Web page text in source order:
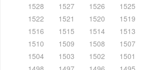
1528
1527 1526 1525
1522
1521 1520 1519
1516
1515 1514 1513
1510
1509 1508 1507
1504
1503 1502 1501